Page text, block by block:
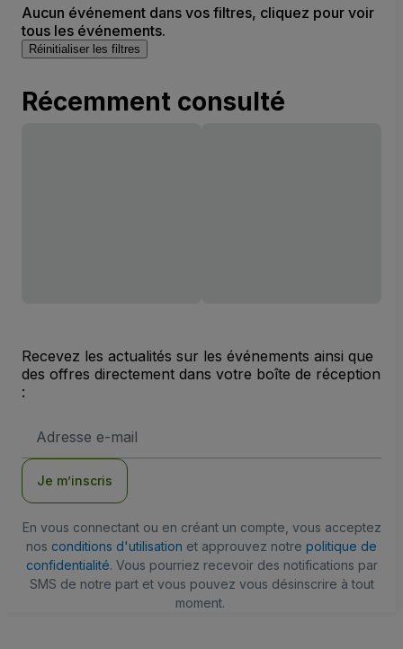
Aucun événement dans vos filtres, cliquez pour voir
tous les événements.
Réinitialiser les filtres
Récemment consulté
Recevez les actualités sur les événements ainsi que
des offres directement dans votre boîte de réception
:
e-
Je m’inscris
En vous connectant ou en créant un compte, vous acceptez
nos conditions d'utilisation et approuvez notre politique de
confidentialité. Vous pourriez recevoir des notifications par
SMS de notre part et vous pouvez vous désinscrire à tout
moment.